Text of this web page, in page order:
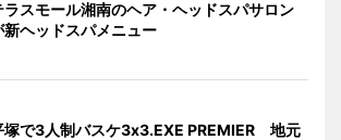
ラスモール湘南のヘア・ヘッドスパサロン
新ヘッドスパメニュー
塚で3人制バスケ3x3.EXE PREMIER 地元